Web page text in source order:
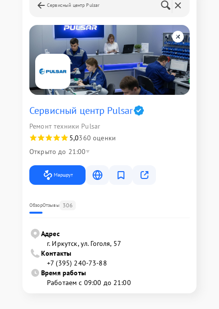
Сервисный центр Pulsar
Сервисный центр Pulsar
Ремонт техники Pulsar
5,0360 оценки
Открыто до 21:00
Маршрут
ОбзорОтзывы 306
Адрес
г. Иркутск, ул. ​Гоголя, 57
Контакты
+7 (395) 240-73-88
Время работы
Работаем с 09:00 до 21:00